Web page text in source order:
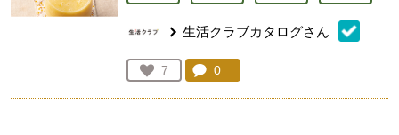
生活クラブカタログさん
お気に入り登録：
7
人が登録
コメント：
0